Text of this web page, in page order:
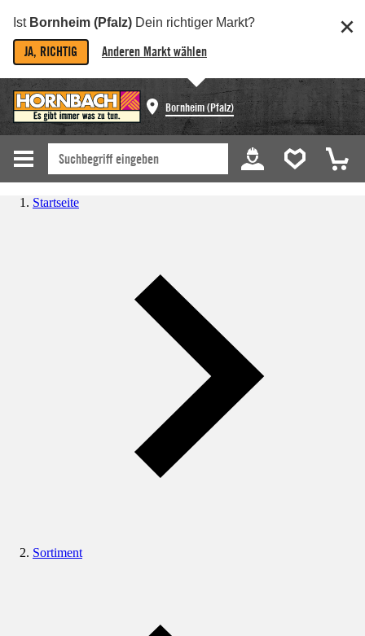
Ist Bornheim (Pfalz) Dein richtiger Markt?
JA, RICHTIG Anderen Markt wählen
Bornheim (Pfalz)
Startseite
Sortiment